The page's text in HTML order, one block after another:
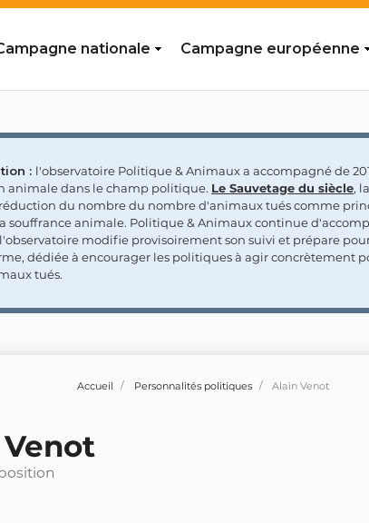
nationale Campagne européenne
: l'observatoire Politique & Animaux a accompagné de
animale dans le champ politique. Le Sauvetage du siècle,
réduction du nombre du nombre d'animaux tués comme
souffrance animale. Politique & Animaux continue
modifie provisoirement son suivi et prépare
dédiée à encourager les politiques à agir concrètement
tués.
Accueil Personnalités politiques Alain Venot